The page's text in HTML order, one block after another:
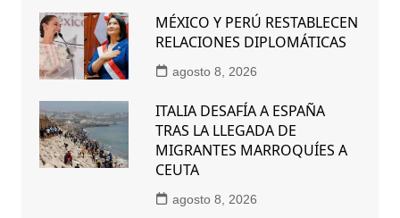
MÉXICO Y PERÚ RESTABLECEN
RELACIONES DIPLOMÁTICAS
agosto 8, 2026
ITALIA DESAFÍA A ESPAÑA
TRAS LA LLEGADA DE
MIGRANTES MARROQUÍES A
CEUTA
agosto 8, 2026